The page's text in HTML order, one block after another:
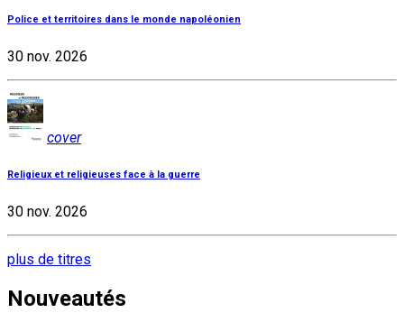
Police et territoires dans le monde napoléonien
30 nov. 2026
cover
Religieux et religieuses face à la guerre
30 nov. 2026
plus de titres
Nouveautés